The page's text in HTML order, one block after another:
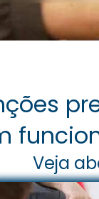
Veja